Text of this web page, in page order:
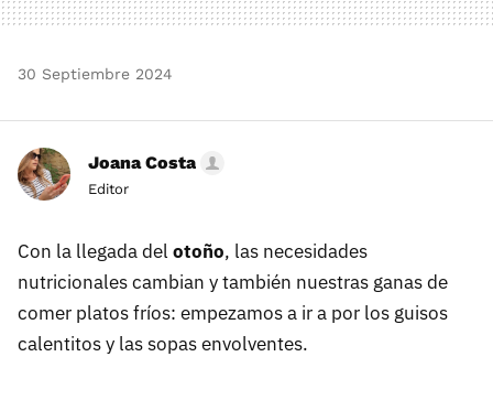
30 Septiembre 2024
Joana Costa
Editor
Con la llegada del otoño, las necesidades
nutricionales cambian y también nuestras ganas de
comer platos fríos: empezamos a ir a por los guisos
calentitos y las sopas envolventes.